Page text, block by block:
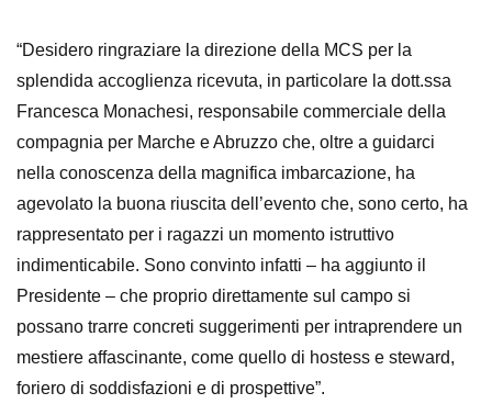
“Desidero ringraziare la direzione della MCS per la
splendida accoglienza ricevuta, in particolare la dott.ssa
Francesca Monachesi, responsabile commerciale della
compagnia per Marche e Abruzzo che, oltre a guidarci
nella conoscenza della magnifica imbarcazione, ha
agevolato la buona riuscita dell’evento che, sono certo, ha
rappresentato per i ragazzi un momento istruttivo
indimenticabile. Sono convinto infatti – ha aggiunto il
Presidente – che proprio direttamente sul campo si
possano trarre concreti suggerimenti per intraprendere un
mestiere affascinante, come quello di hostess e steward,
foriero di soddisfazioni e di prospettive”.